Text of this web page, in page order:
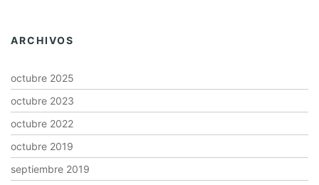
ARCHIVOS
octubre 2025
octubre 2023
octubre 2022
octubre 2019
septiembre 2019